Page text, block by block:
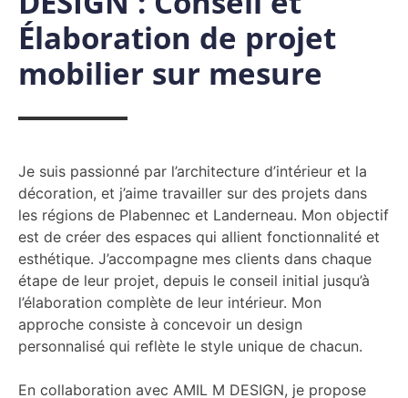
Élaboration de projet
mobilier sur mesure
Je suis passionné par l’architecture d’intérieur et la
décoration, et j’aime travailler sur des projets dans
les régions de Plabennec et Landerneau. Mon objectif
est de créer des espaces qui allient fonctionnalité et
esthétique. J’accompagne mes clients dans chaque
étape de leur projet, depuis le conseil initial jusqu’à
l’élaboration complète de leur intérieur. Mon
approche consiste à concevoir un design
personnalisé qui reflète le style unique de chacun.
En collaboration avec AMIL M DESIGN, je propose